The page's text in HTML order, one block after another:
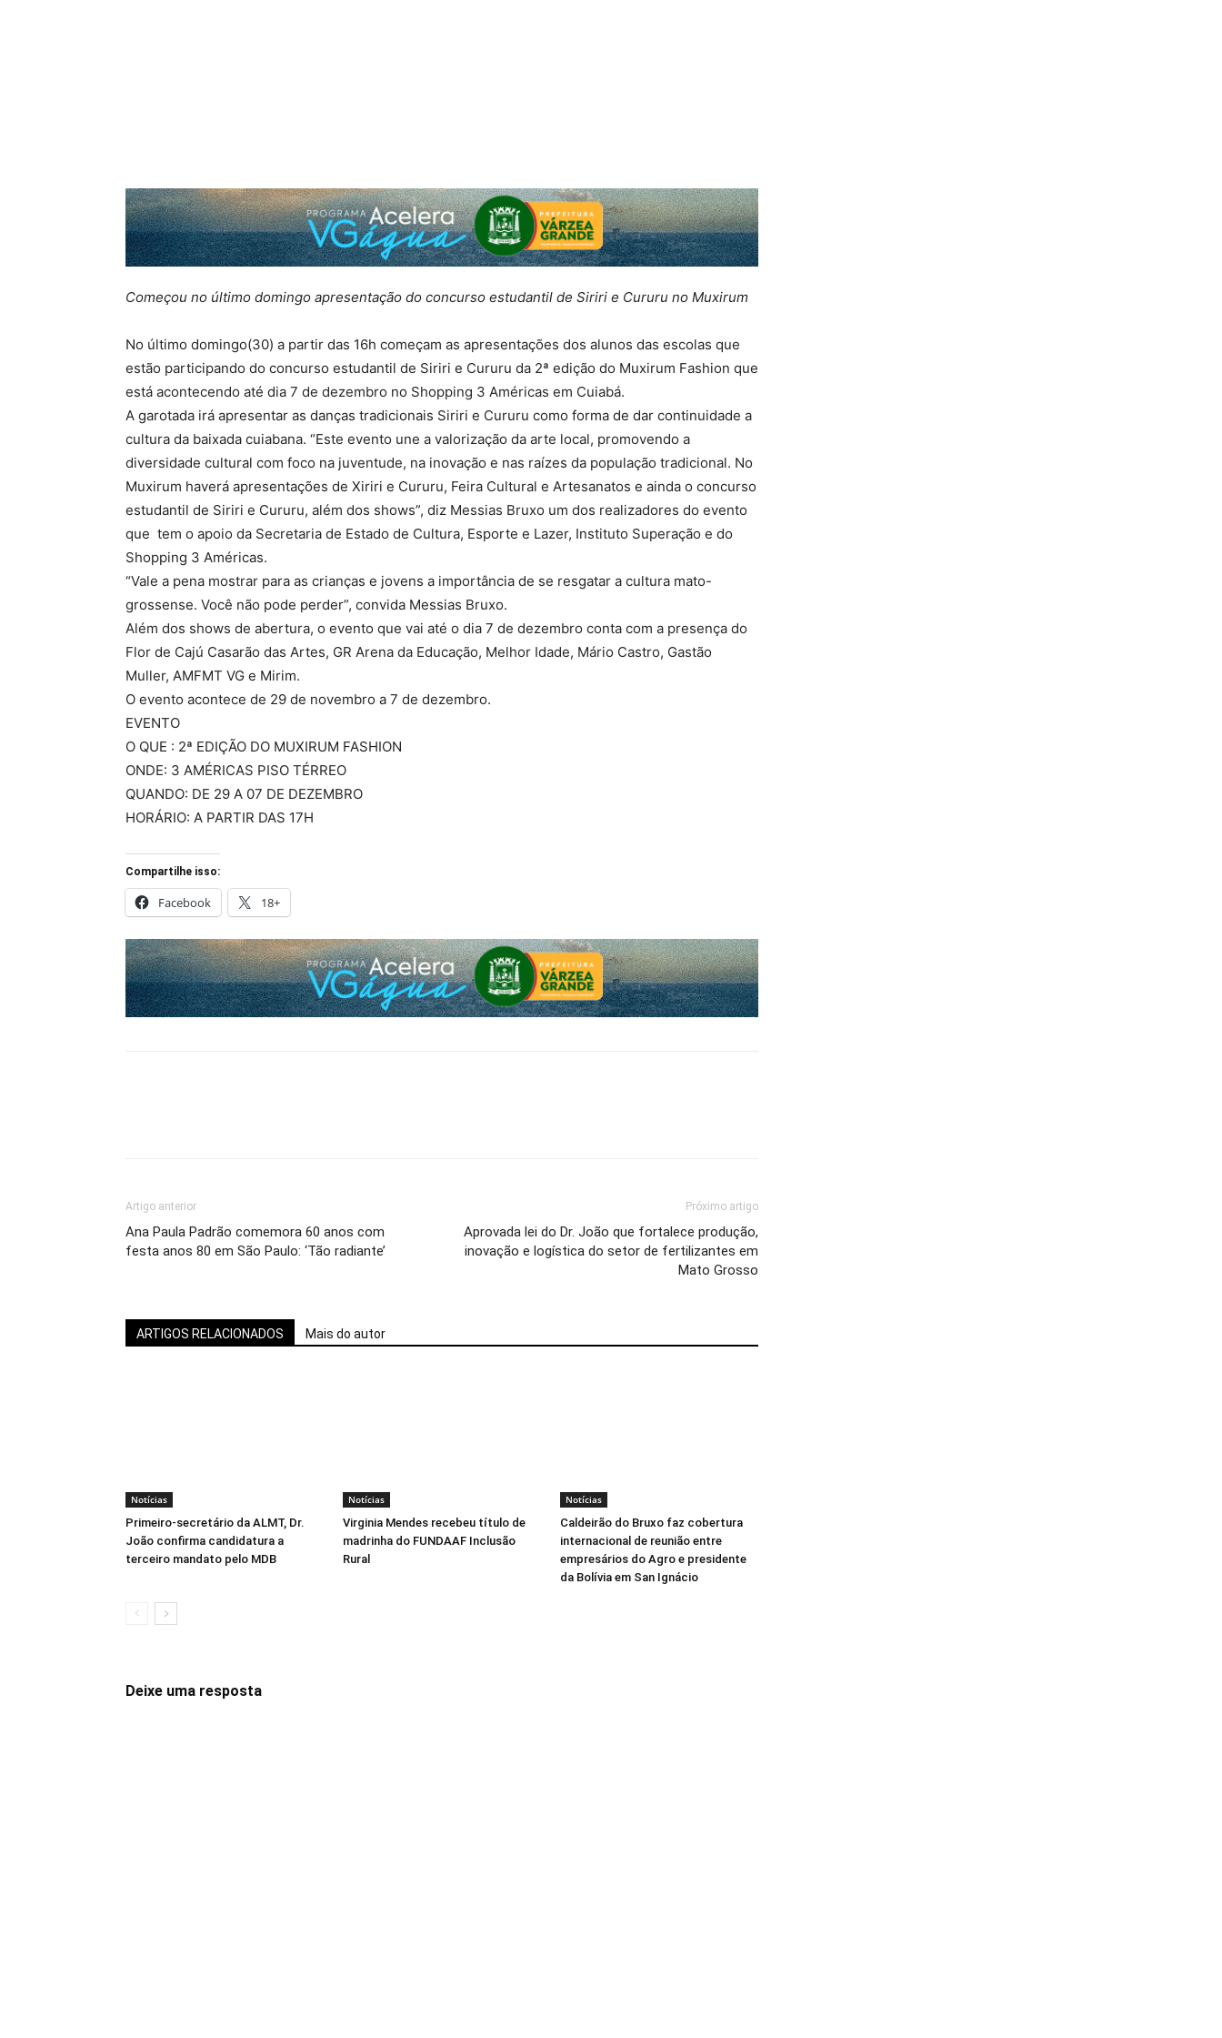
Começou no último domingo apresentação do concurso estudantil de Siriri e Cururu no Muxirum
No último domingo(30) a partir das 16h começam as apresentações dos alunos das escolas que
estão participando do concurso estudantil de Siriri e Cururu da 2ª edição do Muxirum Fashion que
está acontecendo até dia 7 de dezembro no Shopping 3 Américas em Cuiabá.
A garotada irá apresentar as danças tradicionais Siriri e Cururu como forma de dar continuidade a
cultura da baixada cuiabana. “Este evento une a valorização da arte local, promovendo a
diversidade cultural com foco na juventude, na inovação e nas raízes da população tradicional. No
Muxirum haverá apresentações de Xiriri e Cururu, Feira Cultural e Artesanatos e ainda o concurso
estudantil de Siriri e Cururu, além dos shows”, diz Messias Bruxo um dos realizadores do evento
que tem o apoio da Secretaria de Estado de Cultura, Esporte e Lazer, Instituto Superação e do
Shopping 3 Américas.
“Vale a pena mostrar para as crianças e jovens a importância de se resgatar a cultura mato-
grossense. Você não pode perder”, convida Messias Bruxo.
Além dos shows de abertura, o evento que vai até o dia 7 de dezembro conta com a presença do
Flor de Cajú Casarão das Artes, GR Arena da Educação, Melhor Idade, Mário Castro, Gastão
Muller, AMFMT VG e Mirim.
O evento acontece de 29 de novembro a 7 de dezembro.
EVENTO
O QUE : 2ª EDIÇÃO DO MUXIRUM FASHION
ONDE: 3 AMÉRICAS PISO TÉRREO
QUANDO: DE 29 A 07 DE DEZEMBRO
HORÁRIO: A PARTIR DAS 17H
Compartilhe isso:
Facebook 18+
Artigo anterior
Ana Paula Padrão comemora 60 anos com
festa anos 80 em São Paulo: ‘Tão radiante’
Próximo artigo
Aprovada lei do Dr. João que fortalece produção,
inovação e logística do setor de fertilizantes em
Mato Grosso
ARTIGOS RELACIONADOS Mais do autor
Notícias
Primeiro-secretário da ALMT, Dr.
João confirma candidatura a
terceiro mandato pelo MDB
Notícias
Virginia Mendes recebeu título de
madrinha do FUNDAAF Inclusão
Rural
Notícias
Caldeirão do Bruxo faz cobertura
internacional de reunião entre
empresários do Agro e presidente
da Bolívia em San Ignácio
Deixe uma resposta